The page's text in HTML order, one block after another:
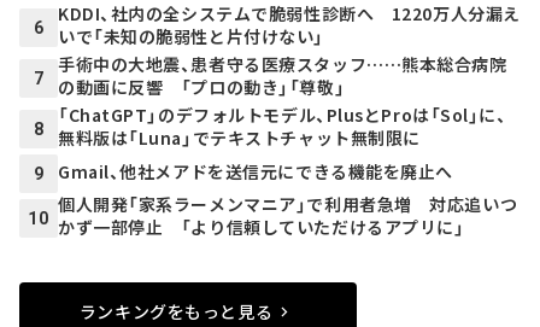
6
KDDI、社内の全システムで脆弱性診断へ 1220万人分漏え
いで「未知の脆弱性と片付けない」
7
手術中の大地震、患者守る医療スタッフ……熊本総合病院
の動画に反響 「プロの動き」「尊敬」
8
「ChatGPT」のデフォルトモデル、PlusとProは「Sol」に、
無料版は「Luna」でテキストチャット無制限に
9 Gmail、他社メアドを送信元にできる機能を廃止へ
10
個人開発「家系ラーメンマニア」で利用者急増 対応追いつ
かず一部停止 「より信頼していただけるアプリに」
ランキングをもっと見る